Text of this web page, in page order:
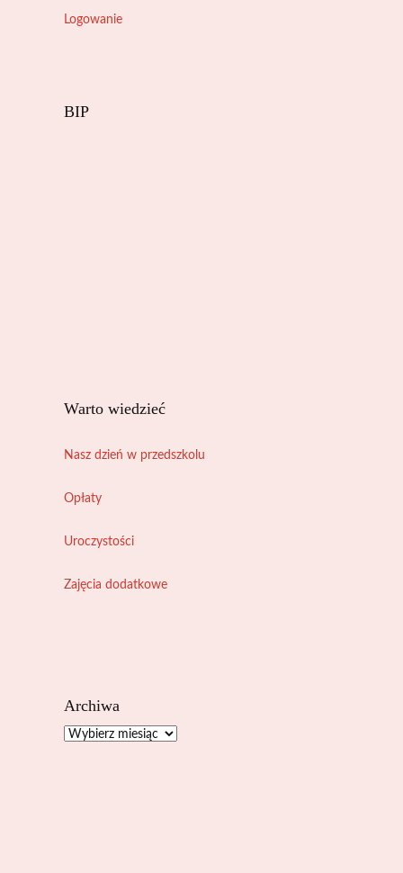
Logowanie
BIP
Warto wiedzieć
Nasz dzień w przedszkolu
Opłaty
Uroczystości
Zajęcia dodatkowe
Archiwa
Archiwa